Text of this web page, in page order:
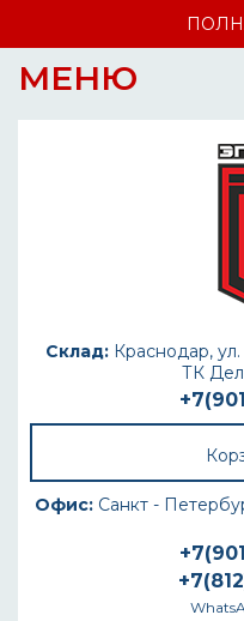
МЕНЮ
Склад: Краснодар,
ТК
Офис: Санкт -